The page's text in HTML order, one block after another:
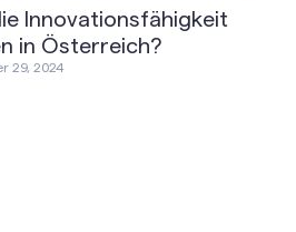
Innovationsfähigkeit
in Österreich?
29, 2024